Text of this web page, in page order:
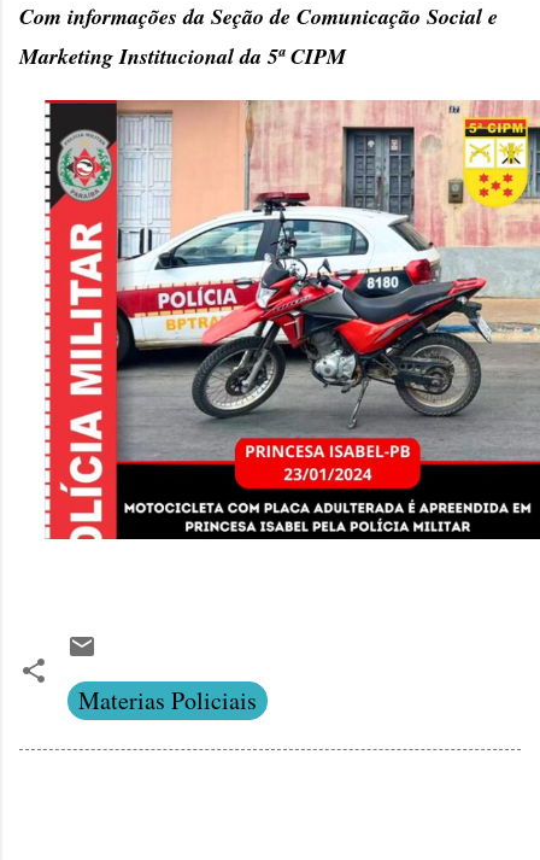
Com informações da Seção de Comunicação Social e
Marketing Institucional da 5ª CIPM
Materias Policiais